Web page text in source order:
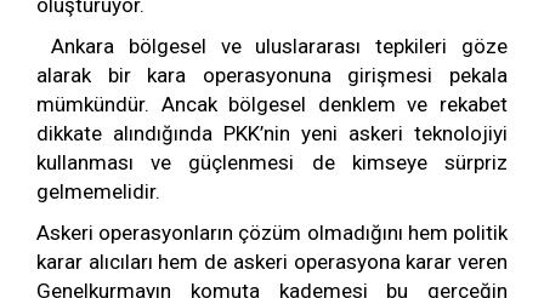
oluşturuyor.
Ankara bölgesel ve uluslararası tepkileri göze
alarak bir kara operasyonuna girişmesi pekala
mümkündür. Ancak bölgesel denklem ve rekabet
dikkate alındığında PKK’nin yeni askeri teknolojiyi
kullanması ve güçlenmesi de kimseye sürpriz
gelmemelidir.
Askeri operasyonların çözüm olmadığını hem politik
karar alıcıları hem de askeri operasyona karar veren
Genelkurmayın komuta kademesi bu gerçeğin